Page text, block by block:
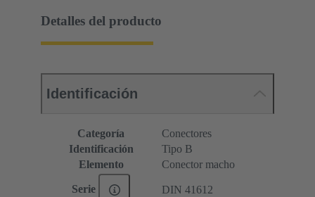
Detalles del producto
Identificación
Categoría
Conectores
Identificación
Tipo B
Elemento
Conector macho
Serie DIN 41612